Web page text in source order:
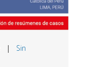
| Sin